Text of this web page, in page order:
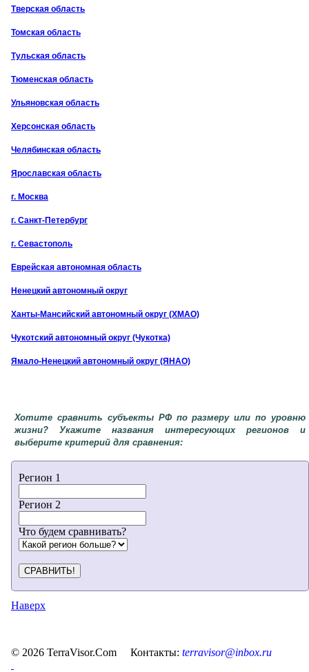
Тверская область
Томская область
Тульская область
Тюменская область
Ульяновская область
Херсонская область
Челябинская область
Ярославская область
г. Москва
г. Санкт-Петербург
г. Севастополь
Еврейская автономная область
Ненецкий автономный округ
Ханты-Мансийский автономный округ (ХМАО)
Чукотский автономный округ (Чукотка)
Ямало-Ненецкий автономный округ (ЯНАО)
Хотите сравнить субъекты РФ по размеру или по уровню
жизни? Укажите названия интересующих регионов и
выберите критерий для сравнения:
Регион 1
Регион 2
Что будем сравнивать?
СРАВНИТЬ!
Наверх
© 2026 TerraVisor.Com Контакты: terravisor@inbox.ru